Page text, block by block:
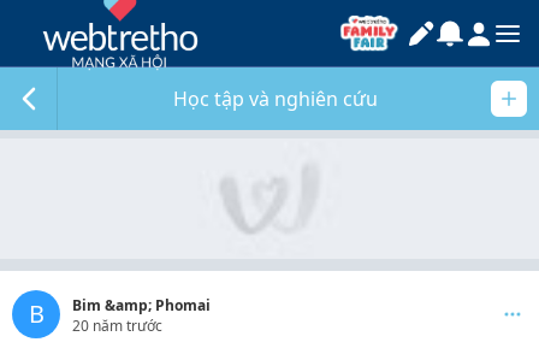
Học tập và nghiên cứu
B
Bim &amp; Phomai
20 năm trước